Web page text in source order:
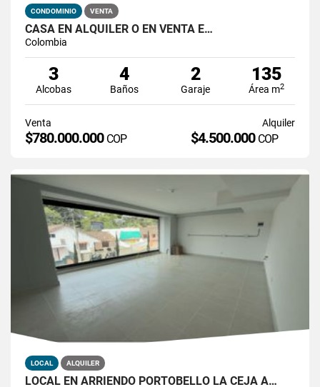
CONDOMINIO VENTA
CASA EN ALQUILER O EN VENTA E…
Colombia
3
Alcobas
4
Baños
2
Garaje
135
Área m2
Venta
$780.000.000 COP
Alquiler
$4.500.000 COP
LOCAL ALQUILER
LOCAL EN ARRIENDO PORTOBELLO LA CEJA A…